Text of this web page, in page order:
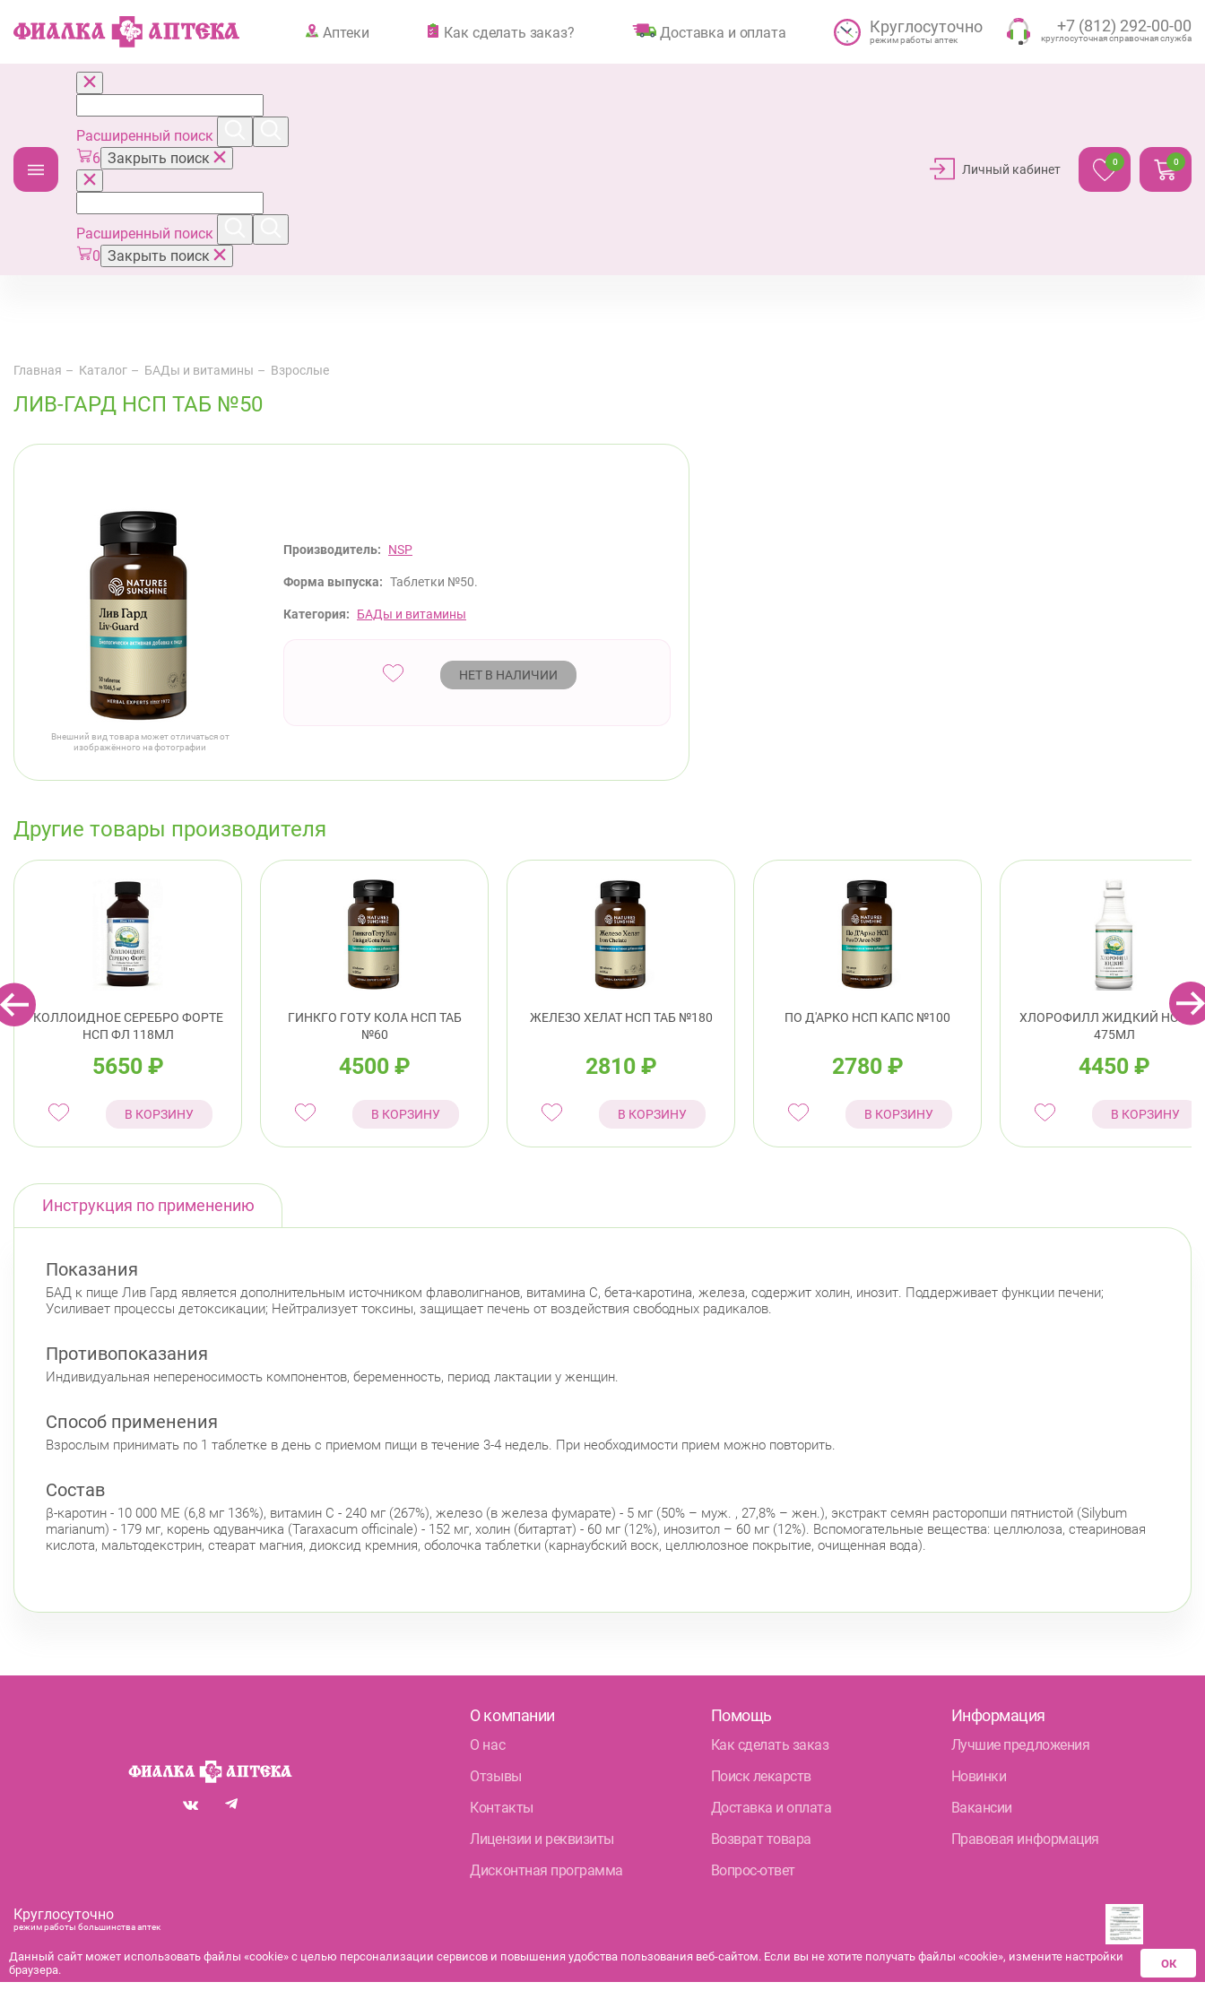
Аптеки Как сделать заказ? Доставка и оплата Круглосуточно
режим работы аптек
+7 (812) 292-00-00
круглосуточная справочная служба
Расширенный поиск
6 Закрыть поиск
Расширенный поиск
0 Закрыть поиск
Личный кабинет
0 0
Главная Каталог БАДы и витамины Взрослые
ЛИВ-ГАРД НСП ТАБ №50
Внешний вид товара может отличаться от
изображённого на фотографии
Производитель: NSP
Форма выпуска: Таблетки №50.
Категория: БАДы и витамины
НЕТ В НАЛИЧИИ
Другие товары производителя
КОЛЛОИДНОЕ СЕРЕБРО ФОРТЕ
НСП ФЛ 118МЛ
5650 ₽
В КОРЗИНУ
ГИНКГО ГОТУ КОЛА НСП ТАБ
№60
4500 ₽
В КОРЗИНУ
ЖЕЛЕЗО ХЕЛАТ НСП ТАБ №180
2810 ₽
В КОРЗИНУ
ПО Д'АРКО НСП КАПС №100
2780 ₽
В КОРЗИНУ
ХЛОРОФИЛЛ ЖИДКИЙ НСП
475МЛ
4450 ₽
В КОРЗИНУ
Инструкция по применению
Показания
БАД к пище Лив Гард является дополнительным источником флаволигнанов, витамина С, бета-каротина, железа, содержит холин, инозит. Поддерживает функции печени;
Усиливает процессы детоксикации; Нейтрализует токсины, защищает печень от воздействия свободных радикалов.
Противопоказания
Индивидуальная непереносимость компонентов, беременность, период лактации у женщин.
Способ применения
Взрослым принимать по 1 таблетке в день с приемом пищи в течение 3-4 недель. При необходимости прием можно повторить.
Состав
β-каротин - 10 000 МЕ (6,8 мг 136%), витамин С - 240 мг (267%), железо (в железа фумарате) - 5 мг (50% – муж. , 27,8% – жен.), экстракт семян расторопши пятнистой (Silybum
marianum) - 179 мг, корень одуванчика (Taraxacum officinale) - 152 мг, холин (битартат) - 60 мг (12%), инозитол – 60 мг (12%). Вспомогательные вещества: целлюлоза, стеариновая
кислота, мальтодекстрин, стеарат магния, диоксид кремния, оболочка таблетки (карнаубский воск, целлюлозное покрытие, очищенная вода).
О компании
О нас
Отзывы
Контакты
Лицензии и реквизиты
Дисконтная программа
Помощь
Как сделать заказ
Поиск лекарств
Доставка и оплата
Возврат товара
Вопрос-ответ
Информация
Лучшие предложения
Новинки
Вакансии
Правовая информация
Круглосуточно
режим работы большинства аптек
+7 (812) 292-00-00
справочная служба с 9:00 до 21:00
Разрешения аптек-
партнеров на
Данный сайт может использовать файлы «cookie» с целью персонализации сервисов и повышения удобства пользования веб-сайтом. Если вы не хотите получать файлы «cookie», измените настройки
браузера.
ОК